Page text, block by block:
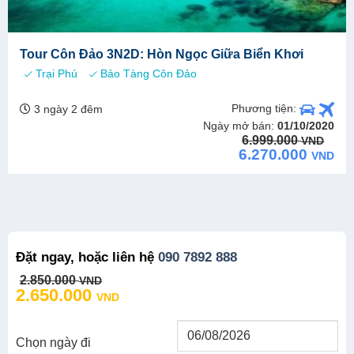
Đặt ngay, hoặc liên hệ 090 7892 888
2.850.000VND
Original
price
was:
2.650.000 VND
Current
price
is:
Chọn ngày đi
Tour Côn Đảo 3N2D: Hòn Ngọc Giữa Biển Khơi
Trại Phú Bảo Tàng Côn Đảo
3 ngày 2 đêm
Phương tiện:
Ngày mở bán:01/10/2020
6.999.000VND
Original
price
was:
6.270.000VND
Current
price
is: